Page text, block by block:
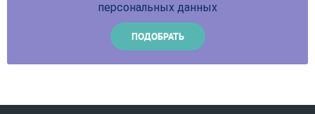
персональных данных